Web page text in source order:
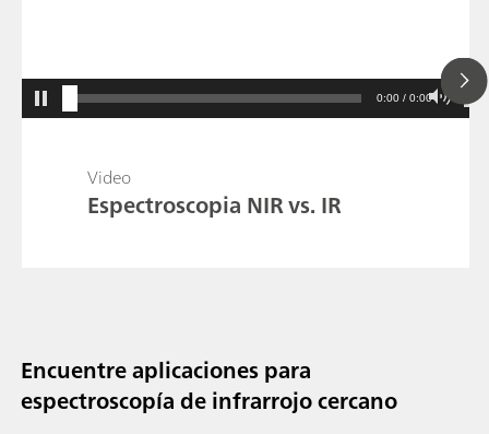
0:00 / 0:00
Video
Espectroscopia NIR vs. IR
Encuentre aplicaciones para
espectroscopía de infrarrojo cercano